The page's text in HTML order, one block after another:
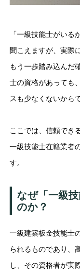
「一級技能士がい
聞こえますが、実際
もう一歩踏み込んだ
士の資格があっても
スも少なくないから
ここでは、信頼でき
一級技能士在籍業者
す。
なぜ「一級
のか？
一級建築板金技能士
られるものであり、
し、その資格者が実